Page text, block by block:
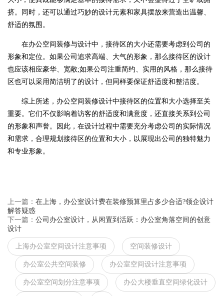
挤。同时，还可以通过巧妙的设计元素和家具摆放来营造出温馨、
舒适的氛围。
在办公空间装修与设计中，接待区的大小还需要考虑到公司的
形象和定位。如果公司追求高端、大气的形象，那么接待区的设计
也应该相应豪华、宽敞;如果公司注重简约、实用的风格，那么接待
区也可以采用简洁明了的设计，但同样要保证舒适度和整洁度。
综上所述， 办公空间装修设计中接待区的位置和大小选择至关
重要。它们不仅影响着访客的舒适度和满意度，还直接关系到公司
的形象和声誉。因此，在设计过程中需要充分考虑公司的实际情况
和需求，合理规划接待区的位置和大小，以展现出公司的独特魅力
和专业形象。
上一篇： 在上海，办公室设计费在装修预算里占多少合适?领企设计
解答疑惑
下一篇： 公司办公室设计，从闲置到活跃：办公室角落空间的创意
设计
上海办公室空间设计注意事项 空间装修设计
办公室公共空间装修 办公室空间设计注意事项
办公室空间划分注意事项 办公大楼垂直空间绿化设计